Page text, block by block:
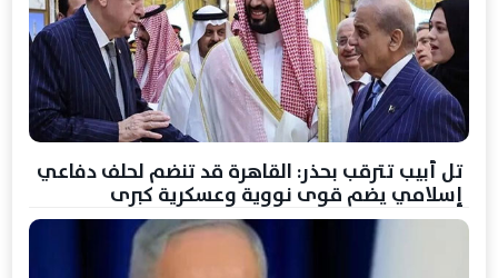
تل أبيب تترقب بحذر: القاهرة قد تنضم لحلف دفاعي
إسلامي يضم قوى نووية وعسكرية كبرى